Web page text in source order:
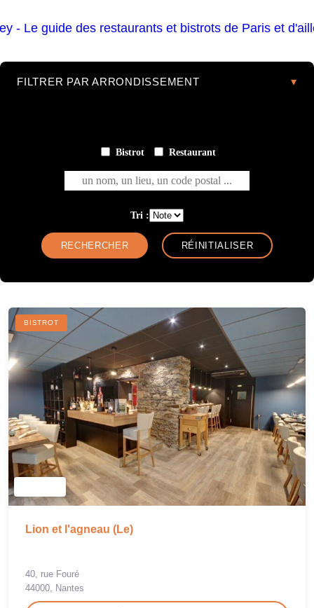
FILTRER PAR ARRONDISSEMENT
Bistrot Restaurant
un nom, un lieu, un code postal ...
Tri :
BISTROT
Lion et l'agneau (Le)
40, rue Fouré
44000, Nantes